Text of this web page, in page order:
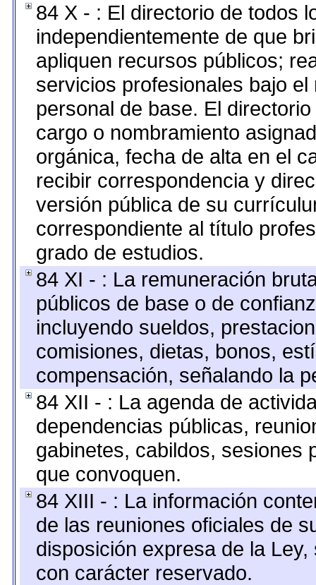
84 X - : El directorio de todos
independientemente de que
apliquen recursos públicos;
servicios profesionales bajo
personal de base. El
cargo o nombramiento
orgánica, fecha de alta en el
recibir correspondencia y
versión pública de su
correspondiente al título
grado de estudios.
84 XI - : La remuneración
públicos de base o de
incluyendo sueldos,
comisiones, dietas, bonos,
compensación, señalando la
84 XII - : La agenda de
dependencias públicas,
gabinetes, cabildos, sesiones
que convoquen.
84 XIII - : La información
de las reuniones oficiales de
disposición expresa de la
con carácter reservado.